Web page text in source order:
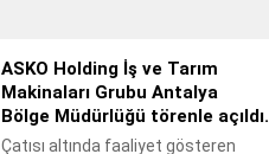
ASKO Holding İş ve Tarım
Makinaları Grubu Antalya
Bölge Müdürlüğü törenle açıldı.
Çatısı altında faaliyet gösteren